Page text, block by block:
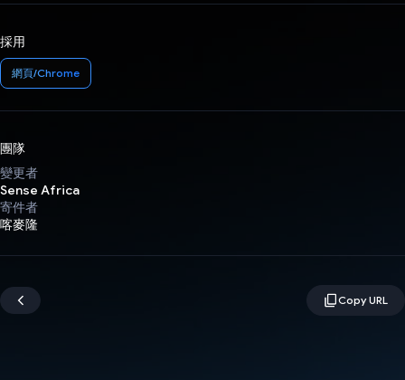
採用
網頁/Chrome
團隊
變更者
Sense Africa
寄件者
喀麥隆